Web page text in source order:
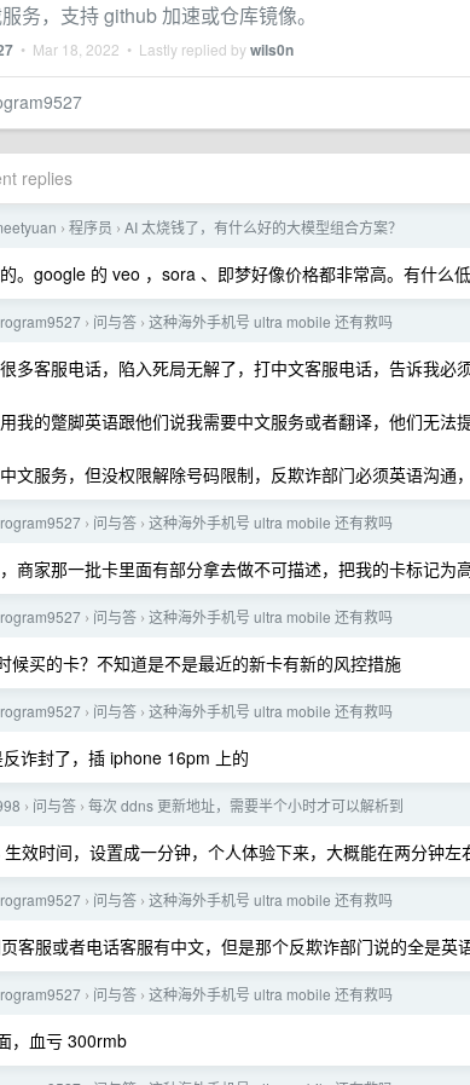
务，支持 github 加速或仓库镜像。
• Mar 18, 2022 • Lastly replied bywils0n
replies
› 程序员 › AI 太烧钱了，有什么好的大模型组合方案？
。google 的 veo ，sora 、即梦好像价格都非常高。有什么
› 问与答 › 这种海外手机号 ultra mobile 还有救吗
多客服电话，陷入死局无解了，打中文客服电话，告诉我必
我的蹩脚英语跟他们说我需要中文服务或者翻译，他们无法提
文服务，但没权限解除号码限制，反欺诈部门必须英语沟通
› 问与答 › 这种海外手机号 ultra mobile 还有救吗
商家那一批卡里面有部分拿去做不可描述，把我的卡标记为
› 问与答 › 这种海外手机号 ultra mobile 还有救吗
候买的卡？不知道是不是最近的新卡有新的风控措施
› 问与答 › 这种海外手机号 ultra mobile 还有救吗
诈封了，插 iphone 16pm 上的
› 问与答 › 每次 ddns 更新地址，需要半个小时才可以解析到
效时间，设置成一分钟，个人体验下来，大概能在两分钟左
› 问与答 › 这种海外手机号 ultra mobile 还有救吗
客服或者电话客服有中文，但是那个反欺诈部门说的全是英
› 问与答 › 这种海外手机号 ultra mobile 还有救吗
，血亏 300rmb